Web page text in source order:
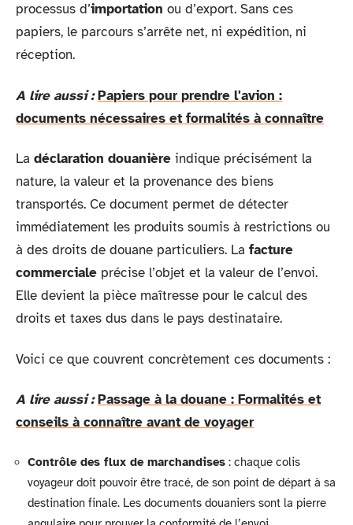
processus d’importation ou d’export. Sans ces
papiers, le parcours s’arrête net, ni expédition, ni
réception.
A lire aussi : Papiers pour prendre l'avion :
documents nécessaires et formalités à connaître
La déclaration douanière indique précisément la
nature, la valeur et la provenance des biens
transportés. Ce document permet de détecter
immédiatement les produits soumis à restrictions ou
à des droits de douane particuliers. La facture
commerciale précise l’objet et la valeur de l’envoi.
Elle devient la pièce maîtresse pour le calcul des
droits et taxes dus dans le pays destinataire.
Voici ce que couvrent concrètement ces documents :
A lire aussi : Passage à la douane : Formalités et
conseils à connaître avant de voyager
Contrôle des flux de marchandises : chaque colis
voyageur doit pouvoir être tracé, de son point de départ à sa
destination finale. Les documents douaniers sont la pierre